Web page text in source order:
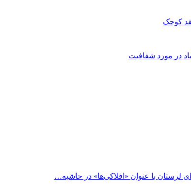
در مورد شفافیت
لرستان با عنوان «افلاکی‌ها» در حاشیه…